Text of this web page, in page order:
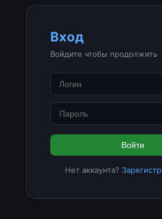
Вход
Войдите чтобы продолжить
Войти
Нет аккаунта?